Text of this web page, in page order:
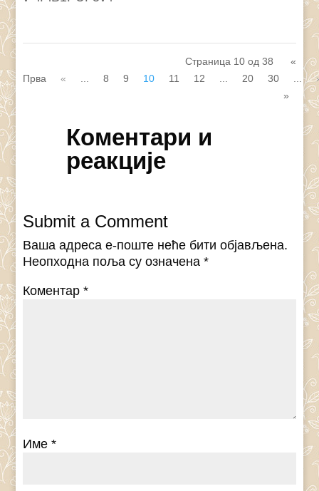
Страница 10 од 38
«
Прва
« 8 9 10 11 12 20 30
»
Коментари и
реакције
Submit a Comment
Ваша адреса е-поште неће бити објављена.
Неопходна поља су означена*
Коментар*
Име*